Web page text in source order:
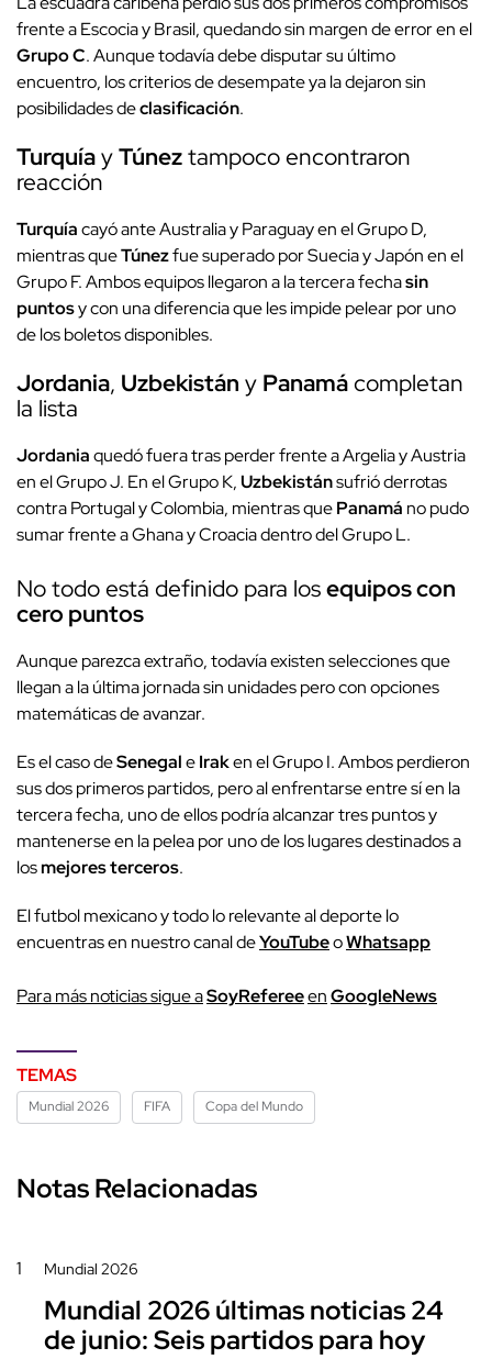
frente a Escocia y Brasil, quedando sin margen de error en el
Grupo C. Aunque todavía debe disputar su último
encuentro, los criterios de desempate ya la dejaron sin
posibilidades declasificación.
TurquíayTúneztampoco encontraron
reacción
Turquíacayó ante Australia y Paraguay en el Grupo D,
mientras queTúnezfue superado por Suecia y Japón en el
Grupo F. Ambos equipos llegaron a la tercera fechasin
puntosy con una diferencia que les impide pelear por uno
de los boletos disponibles.
Jordania, Uzbekistán y Panamácompletan
la lista
Jordaniaquedó fuera tras perder frente a Argelia y Austria
en el Grupo J. En el Grupo K,Uzbekistánsufrió derrotas
contra Portugal y Colombia, mientras quePanamá no pudo
sumar frente a Ghana y Croacia dentro del Grupo L.
No todo está definido para losequipos con
cero puntos
Aunque parezca extraño, todavía existen selecciones que
llegan a la última jornada sin unidades pero con opciones
matemáticas de avanzar.
Es el caso deSenegaleIraken el Grupo I. Ambos perdieron
sus dos primeros partidos, pero al enfrentarse entre sí en la
tercera fecha, uno de ellos podría alcanzar tres puntos y
mantenerse en la pelea por uno de los lugares destinados a
losmejores terceros.
El futbol mexicano y todo lo relevante al deporte lo
encuentras en nuestro canal deYouTubeoWhatsapp
Para más noticias sigue aSoyRefereeenGoogleNews
TEMAS
Mundial 2026 FIFA Copa del Mundo
Notas Relacionadas
1 Mundial 2026
Mundial 2026 últimas noticias 24
de junio: Seis partidos para hoy